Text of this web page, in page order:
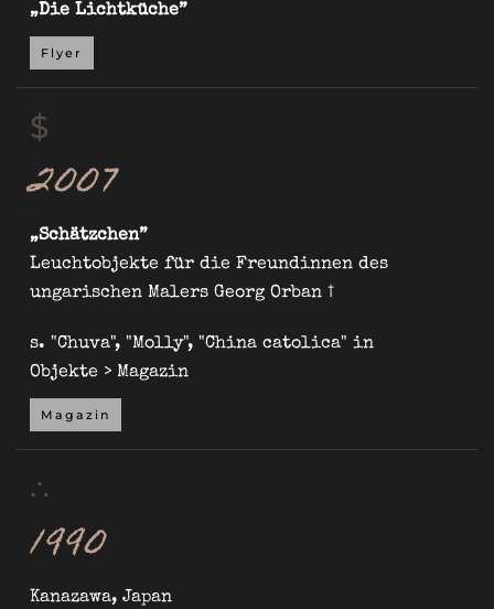
„Die Lichtküche”
Flyer
$
2007
„Schätzchen”
Leuchtobjekte für die Freundinnen des
ungarischen Malers Georg Orban †
s. "Chuva", "Molly", "China catolica" in
Objekte > Magazin
Magazin
∴
1990
Kanazawa, Japan